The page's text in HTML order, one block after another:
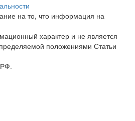
на то, что информация на
характер и не является
положениями Статьи
РФ.